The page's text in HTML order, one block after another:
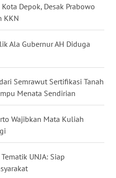
Depok, Desak Prabowo
KKN
Ala Gubernur AH Diduga
Semrawut Sertifikasi Tanah
Menata Sendirian
Wajibkan Mata Kuliah
UNJA: Siap